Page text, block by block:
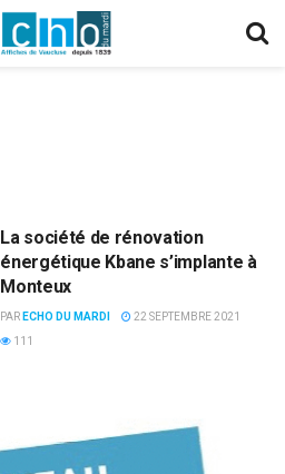
La société de rénovation
énergétique Kbane s’implante à
Monteux
PAR ECHO DU MARDI
22 SEPTEMBRE 2021
111